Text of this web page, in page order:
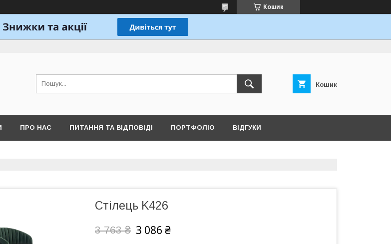
Кошик
Кошик
ПРО НАС ПИТАННЯ ТА ВІДПОВІДІ ПОРТФОЛІО ВІДГУКИ
Стілець K426
3 763 ₴ 3 086 ₴